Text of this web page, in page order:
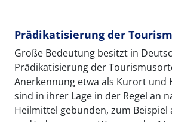
Prädikatisierung der
Große Bedeutung besitzt in
Prädikatisierung der
Anerkennung etwa als Kurort und
sind in ihrer Lage in der Regel an
Heilmittel gebunden, zum Beispiel